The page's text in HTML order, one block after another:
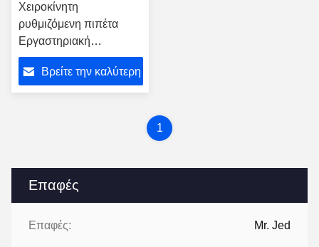
Επαφές
Επαφές: Mr. Jed
Χειροκίνητη
ρυθμιζόμενη πιπέτα
Εργαστηριακή
μικροπιπέτα
Μονόκαναλος
πιπέτορας
Βρείτε την καλύτερη
1